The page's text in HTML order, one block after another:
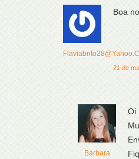
Boa
21 de
Barbara
Oi